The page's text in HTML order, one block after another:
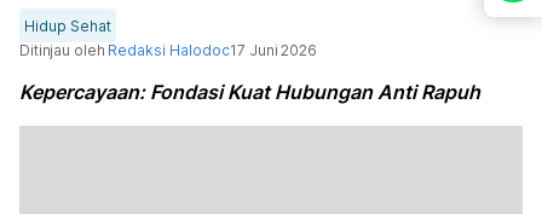
Hidup Sehat
Ditinjau oleh Redaksi Halodoc17 Juni 2026
Kepercayaan: Fondasi Kuat Hubungan Anti Rapuh